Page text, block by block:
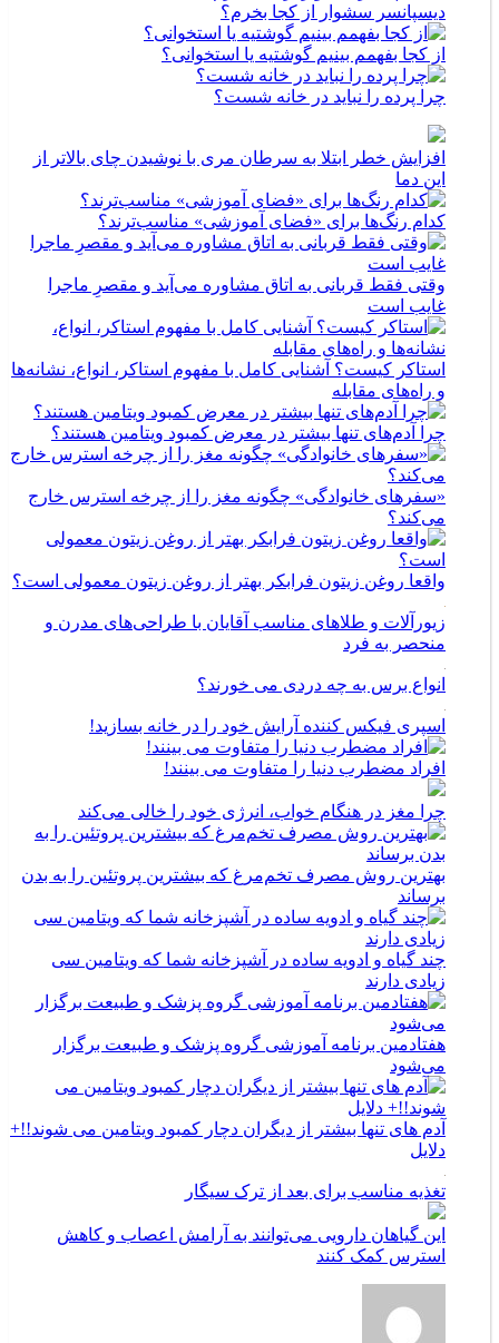
دیسپانسر سشوار از کجا بخرم؟
از کجا بفهمم بینیم گوشتیه یا استخوانی؟
چرا پرده را نباید در خانه شست؟
افزایش خطر ابتلا به سرطان مری با نوشیدن چای بالاتر از
این دما
کدام رنگ‌ها برای «فضای آموزشی» مناسب‌ترند؟
وقتی فقط قربانی به اتاق مشاوره می‌آید و مقصرِ ماجرا
غایب است
استاکر کیست؟ آشنایی کامل با مفهوم استاکر، انواع، نشانه‌ها
و راه‌های مقابله
چرا آدم‌های تنها بیشتر در معرض کمبود ویتامین هستند؟
«سفرهای خانوادگی» چگونه مغز را از چرخه استرس خارج
می‌کند؟
واقعا روغن زیتون فرابکر بهتر از روغن زیتون معمولی است؟
زیورآلات و طلاهای مناسب آقایان با طراحی‌های مدرن و
منحصر به فرد
انواع برس به چه دردی می خورند؟
اسپری فیکس کننده آرایش خود را در خانه بسازید!
افراد مضطرب دنیا را متفاوت می بینند!
چرا مغز در هنگام خواب، انرژی خود را خالی می‌کند
بهترین روش مصرف تخم‌مرغ که بیشترین پروتئین را به بدن
برساند
چند گیاه و ادویه ساده در آشپزخانه شما که ویتامین سی
زیادی دارند
هفتادمین برنامه آموزشی گروه پزشک و طبیعت برگزار
می‌شود
آدم های تنها بیشتر از دیگران دچار کمبود ویتامین می شوند!!+
دلایل
تغذیه مناسب برای بعد از ترک سیگار
این گیاهان دارویی می‌توانند به آرامش اعصاب و کاهش
استرس کمک کنند